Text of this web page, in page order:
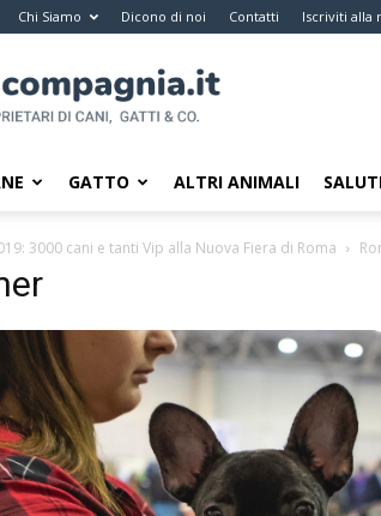
Chi Siamo Dicono di noi Contatti Iscriviti alla
da
compagnia
Il
i
proprietari
di
pet
GATTO ALTRI ANIMALI
3000 cani e tanti Vip alla Nuova Fiera di Roma